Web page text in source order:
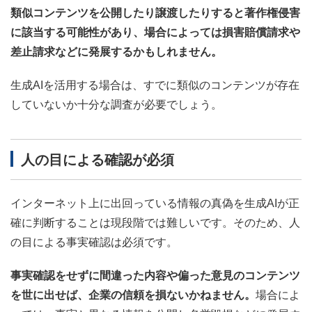
類似コンテンツを公開したり譲渡したりすると著作権侵害
に該当する可能性があり、場合によっては損害賠償請求や
差止請求などに発展するかもしれません。
生成AIを活用する場合は、すでに類似のコンテンツが存在
していないか十分な調査が必要でしょう。
人の目による確認が必須
インターネット上に出回っている情報の真偽を生成AIが正
確に判断することは現段階では難しいです。そのため、人
の目による事実確認は必須です。
事実確認をせずに間違った内容や偏った意見のコンテンツ
を世に出せば、企業の信頼を損ないかねません。 場合によ